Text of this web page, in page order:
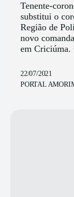
Tenente-
substitui o
Região de
novo
em Criciúma.
22/07/2021
PORTAL